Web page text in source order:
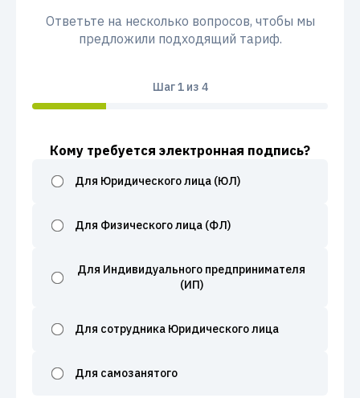
Ответьте на несколько вопросов, чтобы мы
предложили подходящий тариф.
Шаг1из 4
Кому требуется электронная подпись?
Для Юридического лица (ЮЛ)
Для Физического лица (ФЛ)
Для Индивидуального предпринимателя
(ИП)
Для сотрудника Юридического лица
Для самозанятого